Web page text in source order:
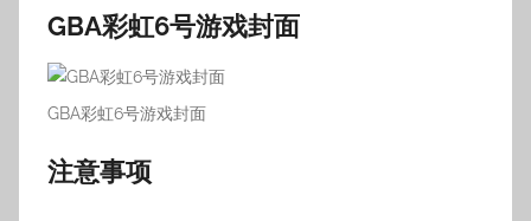
GBA彩虹6号游戏封面
GBA彩虹6号游戏封面
注意事项